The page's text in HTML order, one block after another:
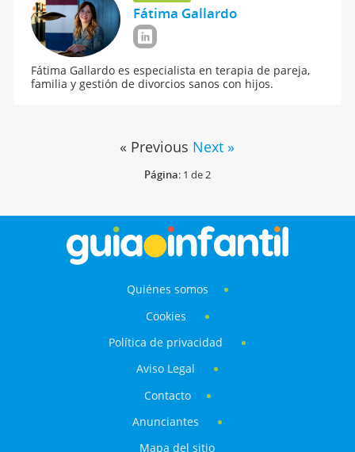
Fátima Gallardo
Fátima Gallardo es especialista en terapia de pareja,
familia y gestión de divorcios sanos con hijos.
« Previous Next »
Página: 1 de 2
Quiénes somos
Cookies
Política de privacidad
Aviso Legal
Contacto
Anunciantes
Mapa del sitio